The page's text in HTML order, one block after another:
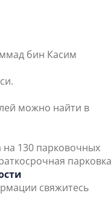
бин Касим
можно найти в
на 130 парковочных
свяжитесь